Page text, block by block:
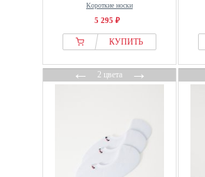
Короткие носки
5 295 ₽
КУПИТЬ
←2 цвета→